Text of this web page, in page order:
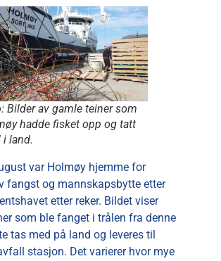
Bilder av gamle teiner som
hadde fisket opp og tatt
i land.
var Holmøy hjemme for
fangst og mannskapsbytte etter
etter reker. Bildet viser
som ble fanget i trålen fra denne
tas med på land og leveres til
stasjon. Det varierer hvor mye